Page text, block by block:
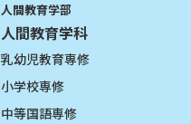
人間教育学部
人間教育学科
乳幼児教育専修
小学校専修
中等国語専修